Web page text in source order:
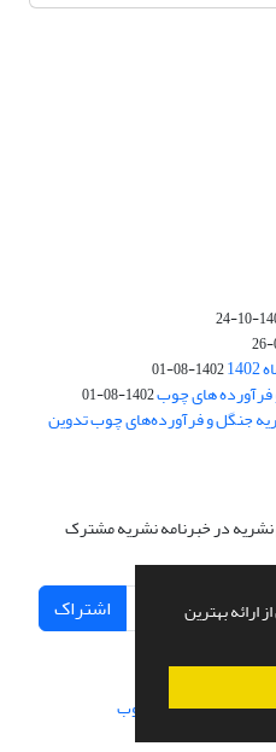
ارائه بهترین
1402-08-01
فرآورده های چوب1402-08-01
جنگل و فرآورده‌های چوب تدوین
نشریه در خبرنامه نشریه مشترک
اشتراک
و پیاده سازی از سیناوب